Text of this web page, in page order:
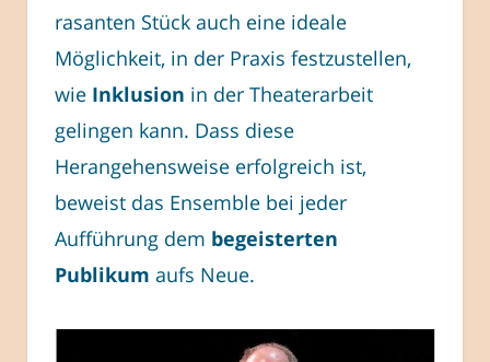
rasanten Stück auch eine ideale
Möglichkeit, in der Praxis festzustellen,
wie Inklusion in der Theaterarbeit
gelingen kann. Dass diese
Herangehensweise erfolgreich ist,
beweist das Ensemble bei jeder
Aufführung dem begeisterten
Publikum aufs Neue.